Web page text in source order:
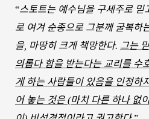
“스토트는 예수님을 구세주로 믿
로 여겨 순종으로 그분께 굴복하
을, 마땅히 크게 책망한다. 그는
의롭다 함을 받는다는 교리를 수
게 하는 사람들이 있음을 인정하
어 놓는 것은 (마치 다른 하나 없